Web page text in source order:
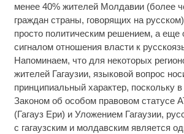
менее 40% жителей Молдавии (более
граждан страны, говорящих на
просто политическим решением, а
сигналом отношения власти к
Напоминаем, что для некоторых
жителей Гагаузии, языковой вопрос
принципиальный характер, поскольку в
Законом об особом правовом статусе
(Гагауз Ери) и Уложением Гагаузии,
с гагаузским и молдавским является